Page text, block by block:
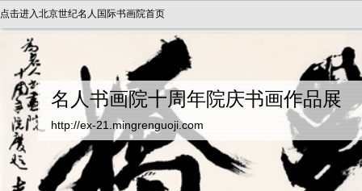
点击进入北京世纪名人国际书画院首页
名人书画院十周年院庆书画作品展
http://ex-21.mingrenguoji.com